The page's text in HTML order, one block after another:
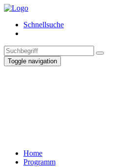
Schnellsuche
Toggle navigation
Home
Programm